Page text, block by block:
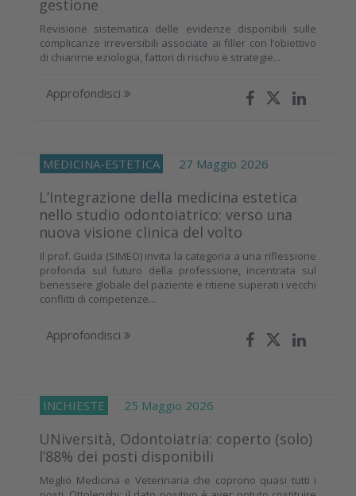
gestione
Revisione sistematica delle evidenze disponibili sulle
complicanze irreversibili associate ai filler con l’obiettivo
di chiarirne eziologia, fattori di rischio e strategie...
Approfondisci
MEDICINA-ESTETICA 27 Maggio 2026
L’Integrazione della medicina estetica
nello studio odontoiatrico: verso una
nuova visione clinica del volto
Il prof. Guida (SIMEO) invita la categoria a una riflessione
profonda sul futuro della professione, incentrata sul
benessere globale del paziente e ritiene superati i vecchi
conflitti di competenze...
Approfondisci
INCHIESTE 25 Maggio 2026
UNiversità, Odontoiatria: coperto (solo)
l’88% dei posti disponibili
Meglio Medicina e Veterinaria che coprono quasi tutti i